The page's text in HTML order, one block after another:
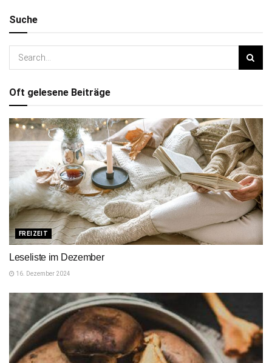
Suche
Oft gelesene Beiträge
FREIZEIT
Leseliste im Dezember
16. Dezember 2024